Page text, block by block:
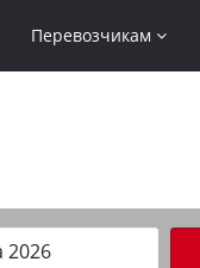
Перевозчикам